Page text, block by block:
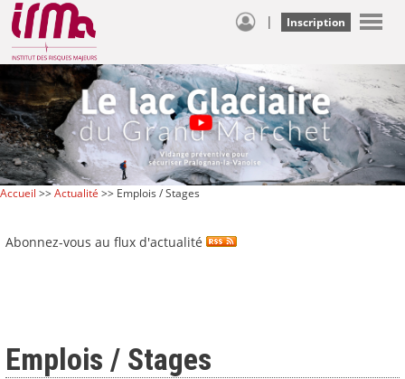
| Inscription
Accueil >>Actualité >> Emplois / Stages
Abonnez-vous au flux d'actualité
Emplois / Stages